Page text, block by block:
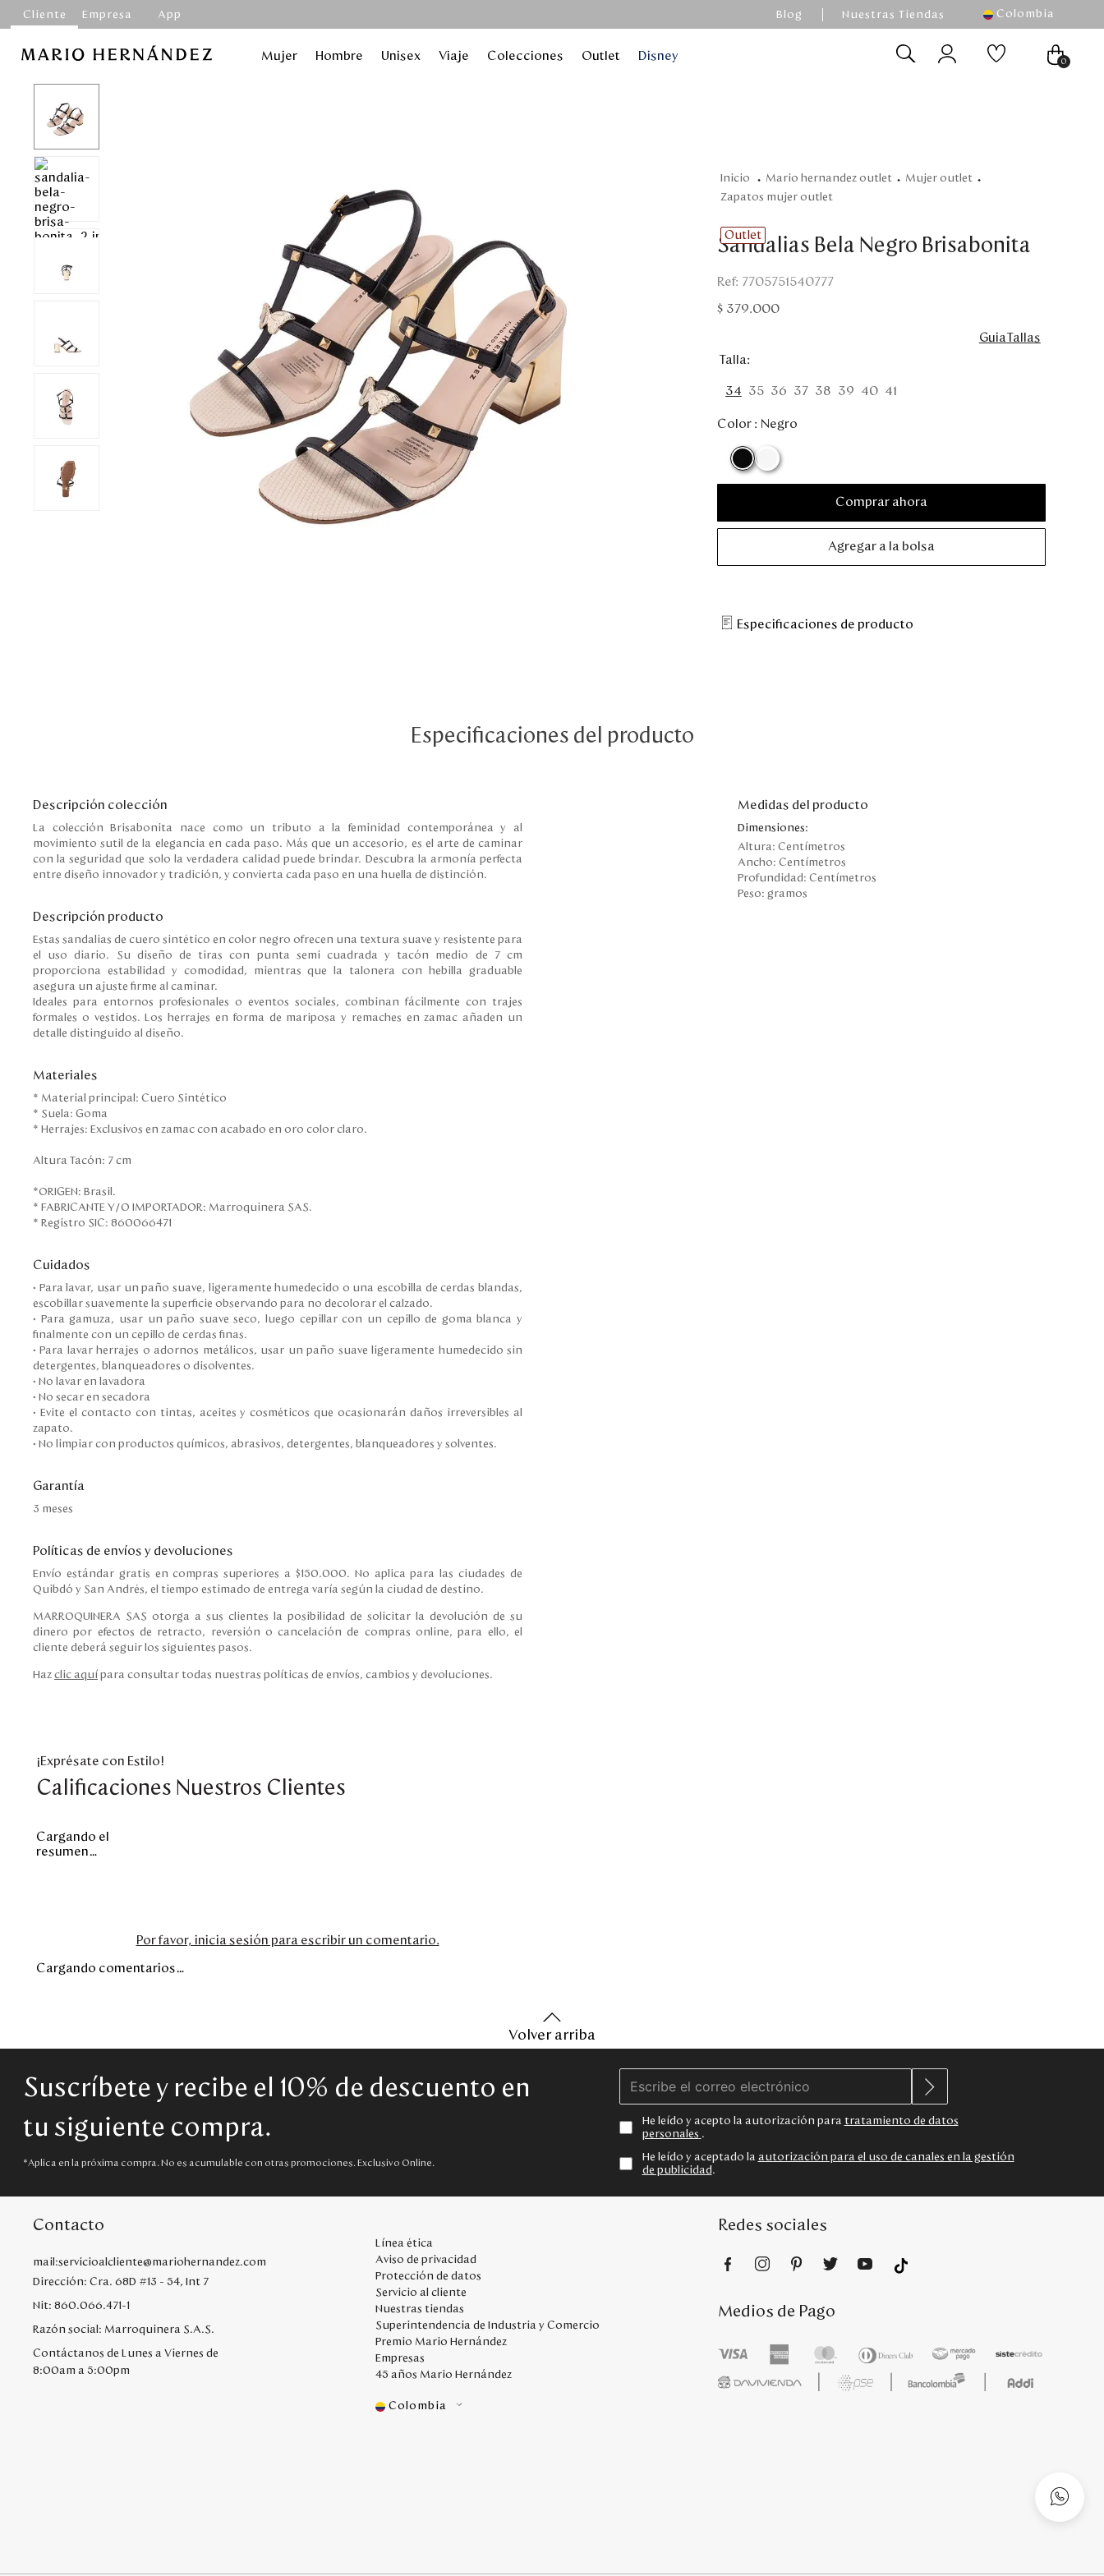
Cliente Empresa App Blog Nuestras Tiendas Colombia
Mujer Hombre Unisex Viaje Colecciones Outlet Disney 0
mario hernandez outlet
mujer outlet
zapatos mujer outlet
Outlet
Sandalias Bela Negro Brisabonita
: 7705751540777
$ 379.000
GuiaTallas
Talla
34 35 36 37 38 39 40 41
Color : Negro
Comprar ahora
Agregar a la bolsa
Especificaciones de producto
Especificaciones del producto
Descripción colección
La colección Brisabonita nace como un tributo a la feminidad contemporánea y al
movimiento sutil de la elegancia en cada paso. Más que un accesorio, es el arte de caminar
con la seguridad que solo la verdadera calidad puede brindar. Descubra la armonía perfecta
entre diseño innovador y tradición, y convierta cada paso en una huella de distinción.
Descripción producto
Estas sandalias de cuero sintético en color negro ofrecen una textura suave y resistente para
el uso diario. Su diseño de tiras con punta semi cuadrada y tacón medio de 7 cm
proporciona estabilidad y comodidad, mientras que la talonera con hebilla graduable
asegura un ajuste firme al caminar.
Ideales para entornos profesionales o eventos sociales, combinan fácilmente con trajes
formales o vestidos. Los herrajes en forma de mariposa y remaches en zamac añaden un
detalle distinguido al diseño.
Materiales
* Material principal: Cuero Sintético
* Suela: Goma
* Herrajes: Exclusivos en zamac con acabado en oro color claro.
Altura Tacón: 7 cm
*ORIGEN: Brasil.
* FABRICANTE Y/O IMPORTADOR: Marroquinera SAS.
* Registro SIC: 860066471
Cuidados
• Para lavar, usar un paño suave, ligeramente humedecido o una escobilla de cerdas blandas,
escobillar suavemente la superficie observando para no decolorar el calzado.
• Para gamuza, usar un paño suave seco, luego cepillar con un cepillo de goma blanca y
finalmente con un cepillo de cerdas finas.
• Para lavar herrajes o adornos metálicos, usar un paño suave ligeramente humedecido sin
detergentes, blanqueadores o disolventes.
• No lavar en lavadora
• No secar en secadora
• Evite el contacto con tintas, aceites y cosméticos que ocasionarán daños irreversibles al
zapato.
• No limpiar con productos químicos, abrasivos, detergentes, blanqueadores y solventes.
Garantía
3 meses
Políticas de envíos y devoluciones
Envío estándar gratis en compras superiores a $150.000. No aplica para las ciudades de
Quibdó y San Andrés, el tiempo estimado de entrega varía según la ciudad de destino.
MARROQUINERA SAS otorga a sus clientes la posibilidad de solicitar la devolución de su
dinero por efectos de retracto, reversión o cancelación de compras online, para ello, el
cliente deberá seguir los siguientes pasos.
Haz clic aquí para consultar todas nuestras políticas de envíos, cambios y devoluciones.
Medidas del producto
Dimensiones:
Altura:Centímetros
Ancho:Centímetros
Profundidad:Centímetros
Peso:gramos
¡Exprésate con Estilo!
Calificaciones Nuestros Clientes
Cargando el
resumen…
Por favor, inicia sesión para escribir un comentario.
Cargando comentarios…
Volver arriba
Suscríbete y recibe el 10% de descuento en
tu siguiente compra.
*Aplica en la próxima compra. No es acumulable con otras promociones. Exclusivo Online.
He leído y acepto la autorización para tratamiento de datos
personales .
He leído y aceptado la autorización para el uso de canales en la gestión
de publicidad .
Contacto
mail:servicioalcliente@mariohernandez.com
Dirección: Cra. 68D #13 - 54, Int 7
Nit: 860.066.471-1
Razón social: Marroquinera S.A.S.
Contáctanos de Lunes a Viernes de
8:00am a 5:00pm
Línea ética
Aviso de privacidad
Protección de datos
Servicio al cliente
Nuestras tiendas
Superintendencia de Industria y Comercio
Premio Mario Hernández
Empresas
45 años Mario Hernández
Colombia
Redes sociales
Medios de Pago